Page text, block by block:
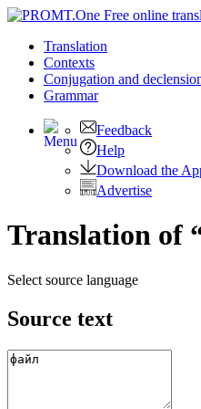
Translation
Contexts
Conjugation and
Grammar
Feedback
Help
Download the
Advertise
Translation of
Select source language
Source text